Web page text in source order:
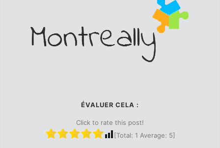
ÉVALUER CELA :
Click to rate this post!
[Total: 1 Average: 5]